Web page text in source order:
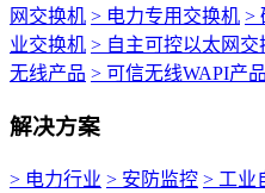
网交换机 > 电力专用交换机 >
业交换机 > 自主可控以太网交
无线产品 > 可信无线WAPI产品
解决方案
> 电力行业 > 安防监控 > 工业